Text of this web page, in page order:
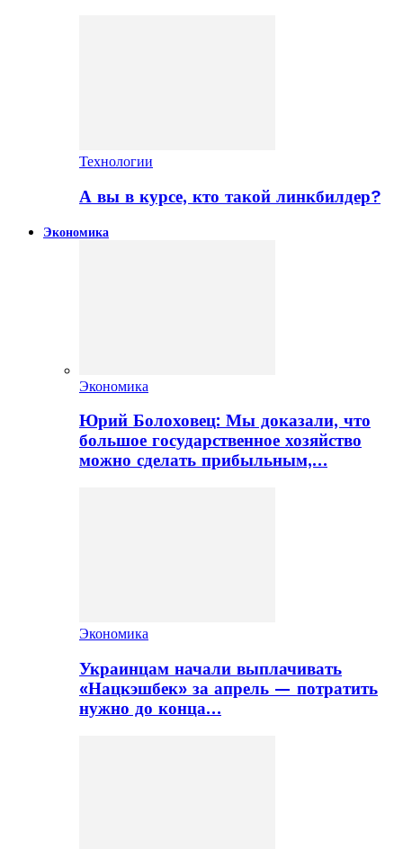
Технологии
А вы в курсе, кто такой линкбилдер?
Экономика
Экономика
Юрий Болоховец: Мы доказали, что
большое государственное хозяйство
можно сделать прибыльным,…
Экономика
Украинцам начали выплачивать
«Нацкэшбек» за апрель — потратить
нужно до конца…